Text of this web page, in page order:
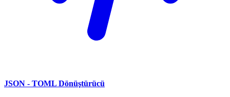
JSON - TOML Dönüştürücü